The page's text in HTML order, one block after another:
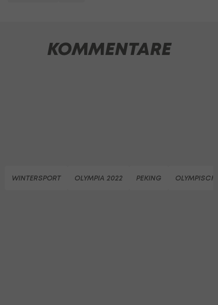
KOMMENTARE
WINTERSPORT OLYMPIA 2022 PEKING